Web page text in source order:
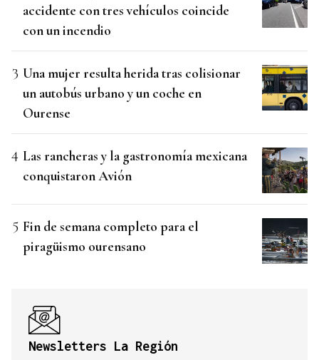
accidente con tres vehículos coincide
con un incendio
Una mujer resulta herida tras colisionar
un autobús urbano y un coche en
Ourense
Las rancheras y la gastronomía mexicana
conquistaron Avión
Fin de semana completo para el
piragüismo ourensano
Newsletters La Región